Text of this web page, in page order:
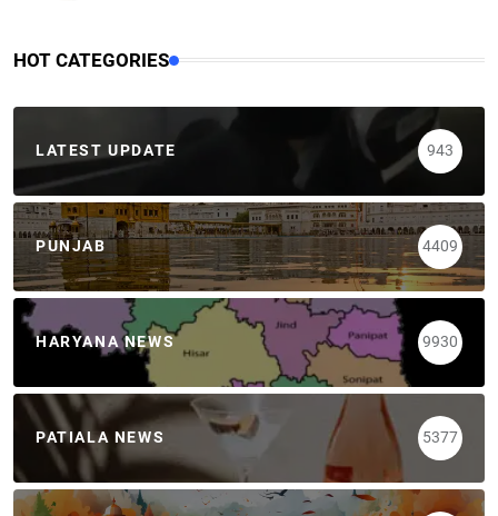
HOT CATEGORIES
LATEST UPDATE 943
PUNJAB 4409
HARYANA NEWS 9930
PATIALA NEWS 5377